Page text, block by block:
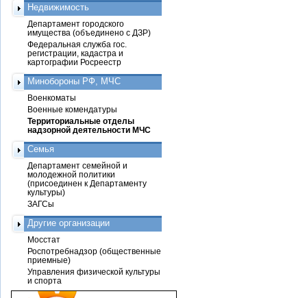
Недвижимость
Департамент городского
имущества (объединено с ДЗР)
Федеральная служба гос.
регистрации, кадастра и
картографии Росреестр
Минобороны РФ, МЧС
Военкоматы
Военные комендатуры
Территориальные отделы
надзорной деятельности МЧС
Семья
Департамент семейной и
молодежной политики
(присоединен к Департаменту
культуры)
ЗАГСы
Другие организации
Мосстат
Роспотребнадзор (общественные
приемные)
Управления физической культуры
и спорта